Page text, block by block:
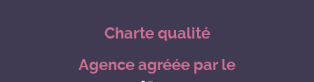
Charte qualité
Agence agréée par le